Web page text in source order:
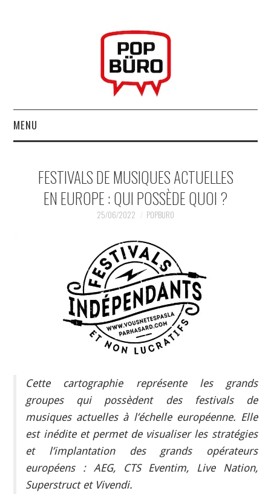
MENU
MUSIQUESACTUELLES.NET
GABBA GABBA HEY !
INDÉPENDANTS
FESTIVALS DE MUSIQUES ACTUELLES
EN EUROPE : QUI POSSÈDE QUOI ?
25/06/2022 POPBURO
Cette cartographie représente les grands
groupes qui possèdent des festivals de
musiques actuelles à l’échelle européenne. Elle
est inédite et permet de visualiser les stratégies
et l’implantation des grands opérateurs
européens : AEG, CTS Eventim, Live Nation,
Superstruct et Vivendi.